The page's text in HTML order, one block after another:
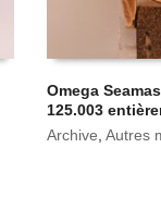
Omega
125.003
Archive, Autres